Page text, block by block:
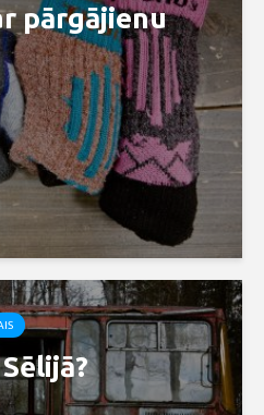
pārgājienu